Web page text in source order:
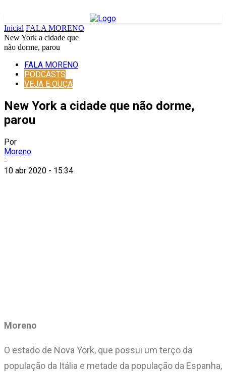
Inicial FALA MORENO
New York a cidade que
não dorme, parou
FALA MORENO
PODCASTS
VEJA E OUÇA
New York a cidade que não dorme,
parou
Por
Moreno
-
10 abr 2020 - 15:34
Moreno
O estado de Nova York, que possui um terço da
população da Itália e metade da população da Espanha,